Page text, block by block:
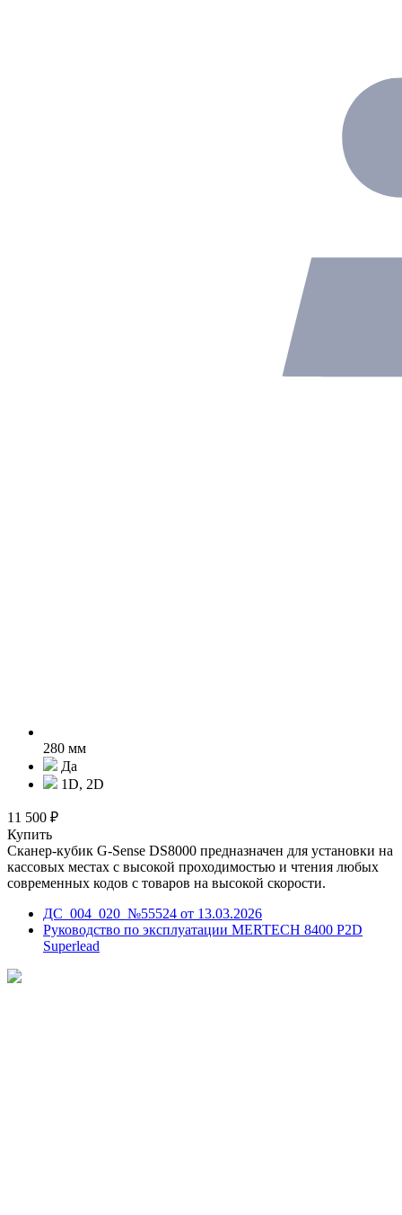
280 мм
Да
1D, 2D
11 500 ₽
Купить
Сканер-кубик G-Sense DS8000 предназначен для установки на
кассовых местах с высокой проходимостью и чтения любых
современных кодов с товаров на высокой скорости.
ДС_004_020_№55524 от 13.03.2026
Руководство по эксплуатации MERTECH 8400 P2D
Superlead